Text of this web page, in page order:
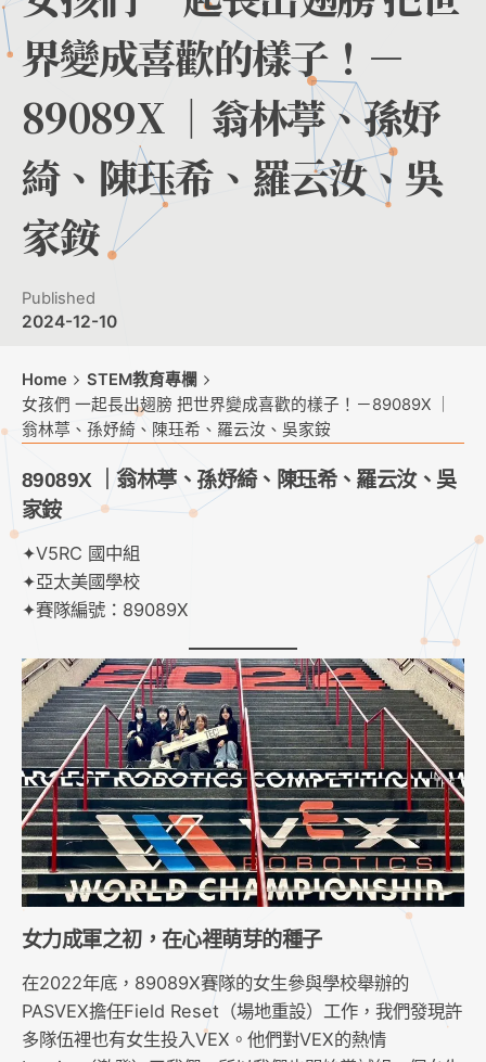
界變成喜歡的樣子！－
89089X ｜翁林葶、孫妤
綺、陳珏希、羅云汝、吳
家銨
Published
2024-12-10
Home
STEM教育專欄
女孩們 一起長出翅膀 把世界變成喜歡的樣子！－89089X ｜
翁林葶、孫妤綺、陳珏希、羅云汝、吳家銨
89089X ｜翁林葶、孫妤綺、陳珏希、羅云汝、吳
家銨
✦V5RC 國中組
✦亞太美國學校
✦賽隊編號：89089X
女力成軍之初，在心裡萌芽的種子
在2022年底，89089X賽隊的女生參與學校舉辦的
PASVEX擔任Field Reset（場地重設）工作，我們發現許
多隊伍裡也有女生投入VEX。他們對VEX的熱情